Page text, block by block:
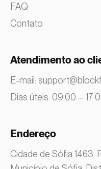
FAQ
Contato
Atendimento ao
E-mail:
Dias úteis: 09:00 –
Endereço
Cidade de Sófia 1463,